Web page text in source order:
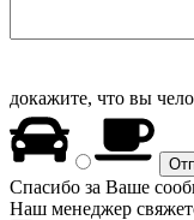
докажите, что вы
Спасибо за Ваше
Наш менеджер